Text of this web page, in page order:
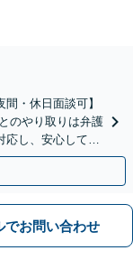
・休日面談可】
のやり取りは弁護
応し、安心して治
でお問い合わせ